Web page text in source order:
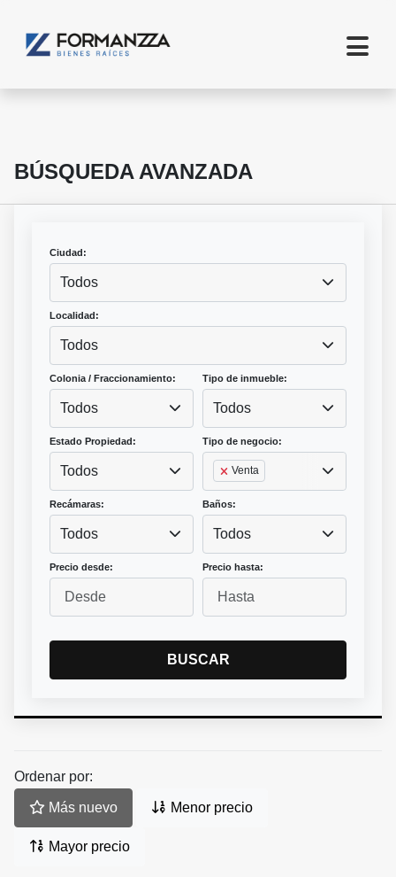
BÚSQUEDA AVANZADA
Ciudad:
Todos
Localidad:
Todos
Colonia / Fraccionamiento:
Todos
Tipo de inmueble:
Todos
Estado Propiedad:
Todos
Tipo de negocio:
Venta
Recámaras:
Todos
Baños:
Todos
Precio desde: Precio hasta:
BUSCAR
Ordenar por:
Más nuevo Menor precio
Mayor precio